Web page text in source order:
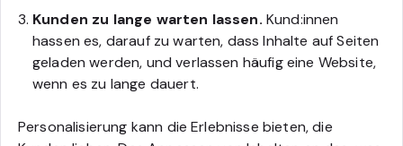
Kunden zu lange warten lassen. Kund:innen
hassen es, darauf zu warten, dass Inhalte auf Seiten
geladen werden, und verlassen häufig eine Website,
wenn es zu lange dauert.
Personalisierung kann die Erlebnisse bieten, die